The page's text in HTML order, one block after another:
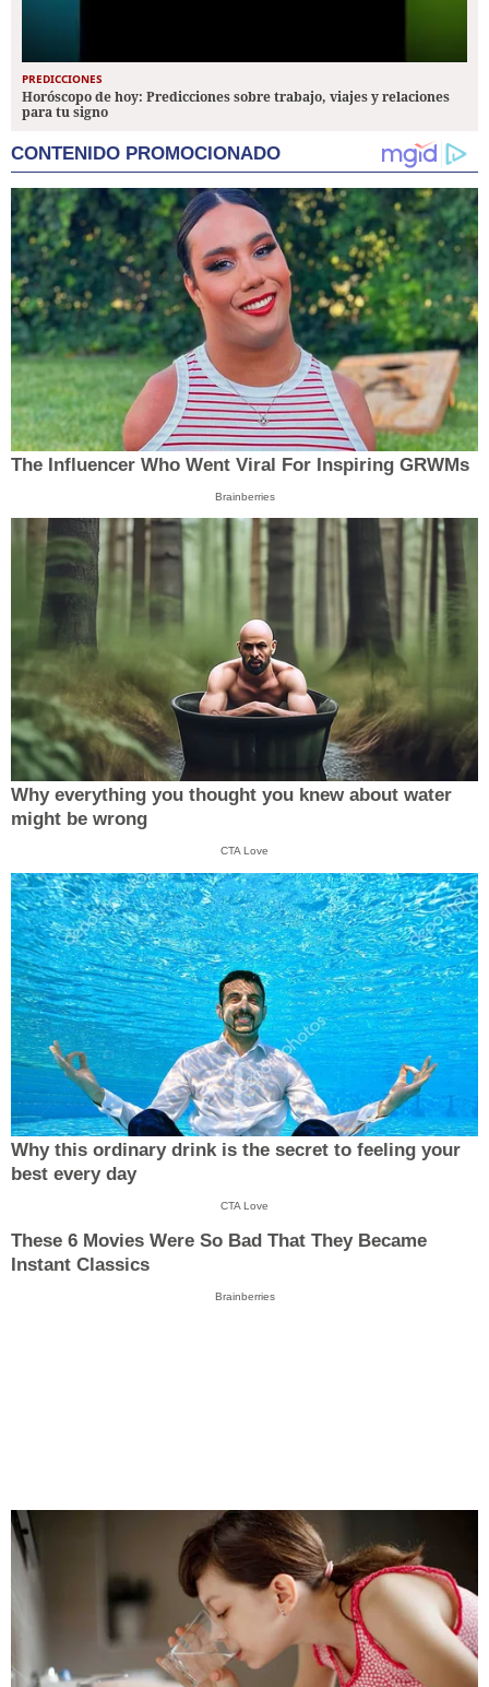
PREDICCIONES
Horóscopo de hoy: Predicciones sobre trabajo, viajes y relaciones
para tu signo
CONTENIDO PROMOCIONADO
The Influencer Who Went Viral For Inspiring GRWMs
Brainberries
Why everything you thought you knew about water
might be wrong
CTA Love
Why this ordinary drink is the secret to feeling your
best every day
CTA Love
These 6 Movies Were So Bad That They Became
Instant Classics
Brainberries